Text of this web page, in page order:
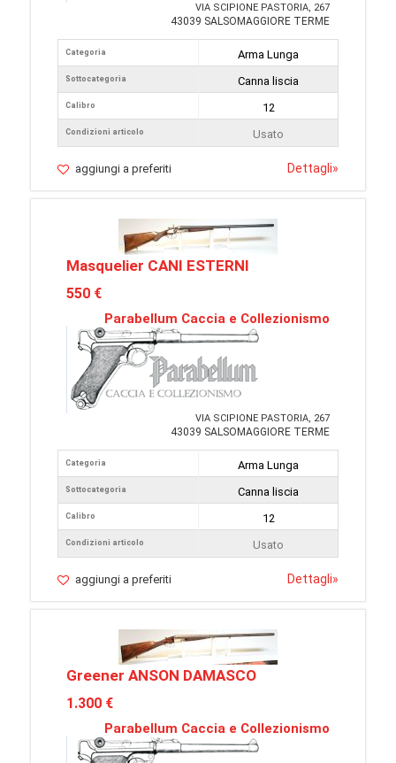
VIA SCIPIONE PASTORIA, 267
43039 SALSOMAGGIORE TERME
Categoria
Sottocategoria
Calibro
Condizioni articolo
Arma Lunga
Canna liscia
12
Usato
aggiungi a preferiti Dettagli»
Masquelier CANI ESTERNI
550 €
Parabellum Caccia e Collezionismo
VIA SCIPIONE PASTORIA, 267
43039 SALSOMAGGIORE TERME
Categoria
Sottocategoria
Calibro
Condizioni articolo
Arma Lunga
Canna liscia
12
Usato
aggiungi a preferiti Dettagli»
Greener ANSON DAMASCO
1.300 €
Parabellum Caccia e Collezionismo